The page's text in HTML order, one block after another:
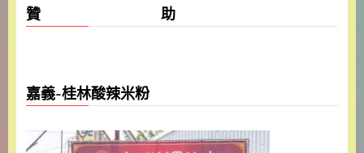
贊 助
嘉義-桂林酸辣米粉